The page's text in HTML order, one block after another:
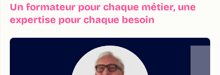
Un formateur pour chaque métier, une
expertise pour chaque besoin